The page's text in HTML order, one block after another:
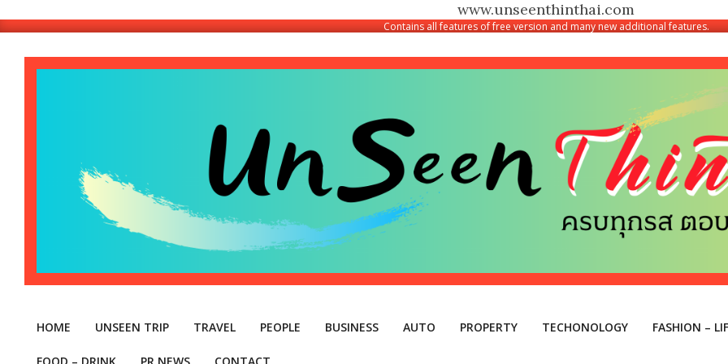
www.unseenthinthai.com
Skip
content
Contains all features of free version and many new additional features.
Unseen
HOME UNSEEN TRIP TRAVEL PEOPLE BUSINESS AUTO PROPERTY TECHONOLOGY FASHION –